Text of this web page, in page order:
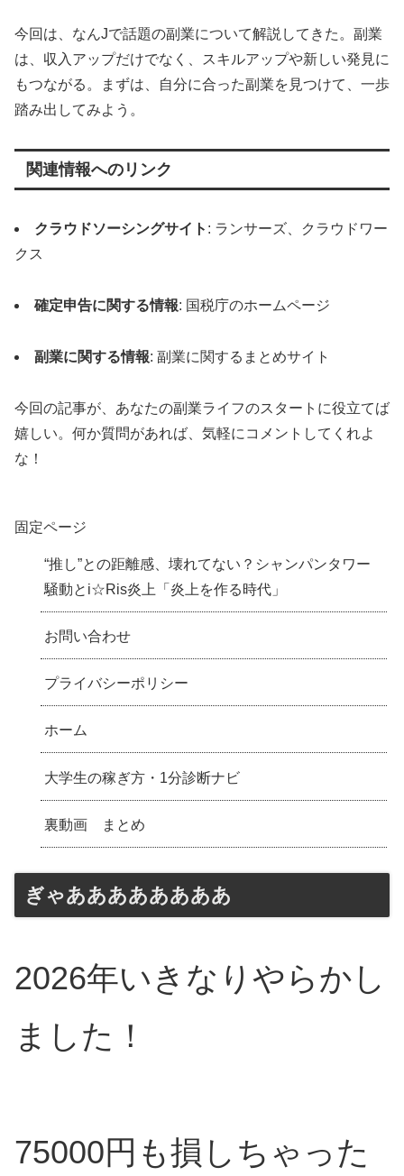
今回は、なんJで話題の副業について解説してきた。副業
は、収入アップだけでなく、スキルアップや新しい発見に
もつながる。まずは、自分に合った副業を見つけて、一歩
踏み出してみよう。
関連情報へのリンク
クラウドソーシングサイト : ランサーズ、クラウドワー
クス
確定申告に関する情報: 国税庁のホームページ
副業に関する情報: 副業に関するまとめサイト
今回の記事が、あなたの副業ライフのスタートに役立てば
嬉しい。何か質問があれば、気軽にコメントしてくれよ
な！
固定ページ
“推し”との距離感、壊れてない？シャンパンタワー
騒動とi☆Ris炎上「炎上を作る時代」
お問い合わせ
プライバシーポリシー
ホーム
大学生の稼ぎ方・1分診断ナビ
裏動画 まとめ
ぎゃああああああああ
2026年いきなりやらかし
ました！
75000円も損しちゃった